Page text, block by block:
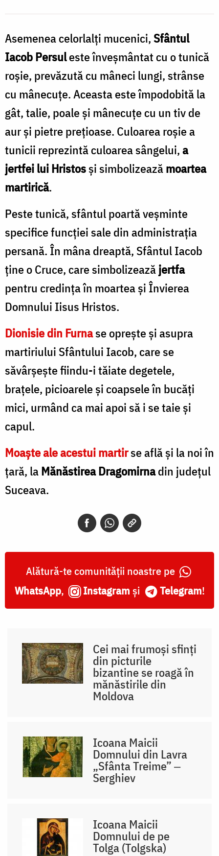
Asemenea celorlalți mucenici,Sfântul
Iacob Persuleste înveșmântat cu o tunică
roșie, prevăzută cu mâ­neci lungi, strânse
cu mânecuţe. Aceasta este împodobită la
gât, talie, poale și mânecuțe cu un tiv de
aur și pietre prețioase. Culoarea roșie a
tunicii reprezintă culoarea sângelui,a
jertfei lui Hristosși simbolizeazămoartea
martirică.
Peste tunică, sfântul poartă veșminte
specifice funcției sale din administrația
persană. În mâna dreaptă, Sfântul Iacob
ține o Cruce, care simbolizeazăjertfa
pentru credința în moartea și Învierea
Domnului Iisus Hristos.
Dionisie din Furnase oprește și asupra
martiriului Sfântului Iacob, care se
săvârșește fiindu-i tăiate degetele,
brațele, picioarele și coapsele în bucăți
mici, urmând ca mai apoi să i se taie şi
capul.
Moaște ale acestui martirse află și la noi în
țară, laMănăstirea Dragomirnadin județul
Suceava.
Alătură-te comunității noastre pe
WhatsApp, Instagram și Telegram!
Cei mai frumoși sfinți
din picturile
bizantine se roagă în
mănăstirile din
Moldova
Icoana Maicii
Domnului din Lavra
„Sfânta Treime” ‒
Serghiev
Icoana Maicii
Domnului de pe
Tolga (Tolgska)